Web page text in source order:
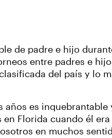
de padre e hijo
entre padres e
del país y lo
es
Florida cuando él
en muchos